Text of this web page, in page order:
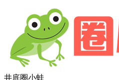
井底圈小蛙